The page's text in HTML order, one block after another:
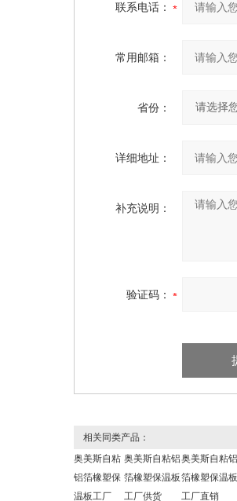
联系电话：
常用邮箱：
省份：
详细地址：
补充说明：
验证码：
相关同类产品：
奥美斯自粘
铝箔橡塑保
温板工厂
奥美斯自粘铝
箔橡塑保温板
工厂供货
奥美斯自粘铝
箔橡塑保温板
工厂直销